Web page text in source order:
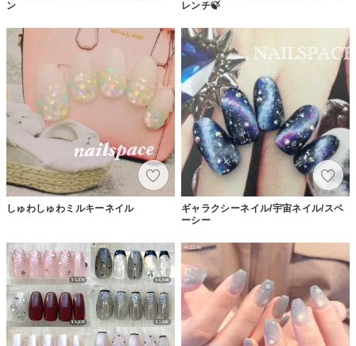
ン
レンチ🍃
しゅわしゅわミルキーネイル
ギャラクシーネイル/宇宙ネイル/スペ
ーシー